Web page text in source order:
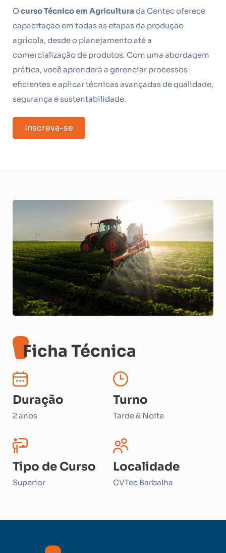
O curso Técnico em Agricultura da Centec oferece
capacitação em todas as etapas da produção
agrícola, desde o planejamento até a
comercialização de produtos. Com uma abordagem
prática, você aprenderá a gerenciar processos
eficientes e aplicar técnicas avançadas de qualidade,
segurança e sustentabilidade.
Inscreva-se
Ficha Técnica
Duração
2 anos
Turno
Tarde & Noite
Tipo de Curso
Superior
Localidade
CVTec Barbalha